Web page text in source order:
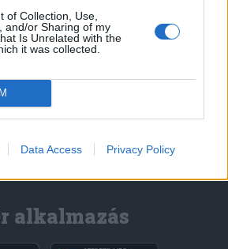
of Collection, Use,
and/or Sharing of my
Is Unrelated with the
it was collected.
Data Access Privacy Policy
alkalmazás